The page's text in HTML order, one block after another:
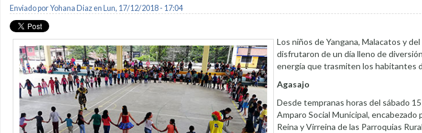
Enviado porYohana Diazen Lun, 17/12/2018 - 17:04
Los niños de Yangana, Malacatos y
disfrutaron de un día lleno de
energía que trasmiten los habitantes
Agasajo
Desde tempranas horas del sábado
Amparo Social Municipal,
Reina y Virreina de las Parroquias